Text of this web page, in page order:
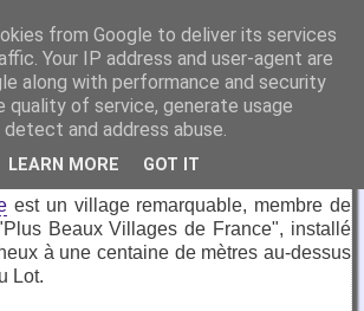
votre fauteuil.
est un village remarquable, membre de
Beaux Villages de France", installé
à une centaine de mètres au-dessus
Lot.
from Google to deliver its services
Your IP address and user-agent are
along with performance and security
quality of service, generate usage
and address abuse.
LEARN MORE GOT IT